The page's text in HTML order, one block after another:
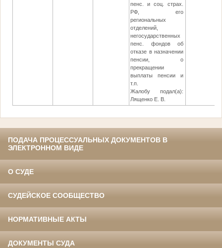
пенс. и соц. страх.
РФ, его
региональных
отделений,
негосударственных
пенс. фондов об
отказе в назначении
пенсии, о
прекращении
выплаты пенсии и
т.п.
Жалобу подал(а):
Лященко Е. В.
ПОДАЧА ПРОЦЕССУАЛЬНЫХ ДОКУМЕНТОВ В
ЭЛЕКТРОННОМ ВИДЕ
О СУДЕ
СУДЕЙСКОЕ СООБЩЕСТВО
НОРМАТИВНЫЕ АКТЫ
ДОКУМЕНТЫ СУДА